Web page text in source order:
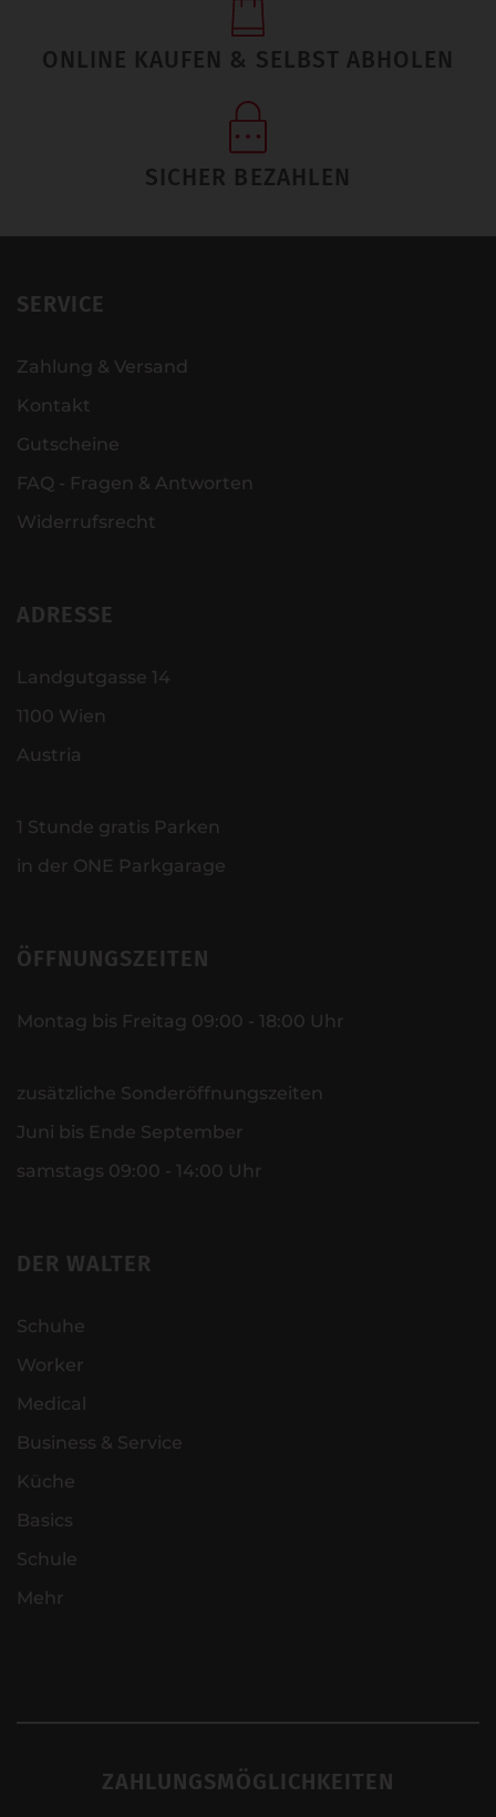
ONLINE KAUFEN & SELBST ABHOLEN
SICHER BEZAHLEN
SERVICE
Zahlung & Versand
Kontakt
Gutscheine
FAQ - Fragen & Antworten
Widerrufsrecht
ADRESSE
Landgutgasse 14
1100 Wien
Austria
1 Stunde gratis Parken
in der ONE Parkgarage
ÖFFNUNGSZEITEN
Montag bis Freitag 09:00 - 18:00 Uhr
zusätzliche Sonderöffnungszeiten
Juni bis Ende September
samstags 09:00 - 14:00 Uhr
DER WALTER
Schuhe
Worker
Medical
Business & Service
Küche
Basics
Schule
Mehr
ZAHLUNGSMÖGLICHKEITEN